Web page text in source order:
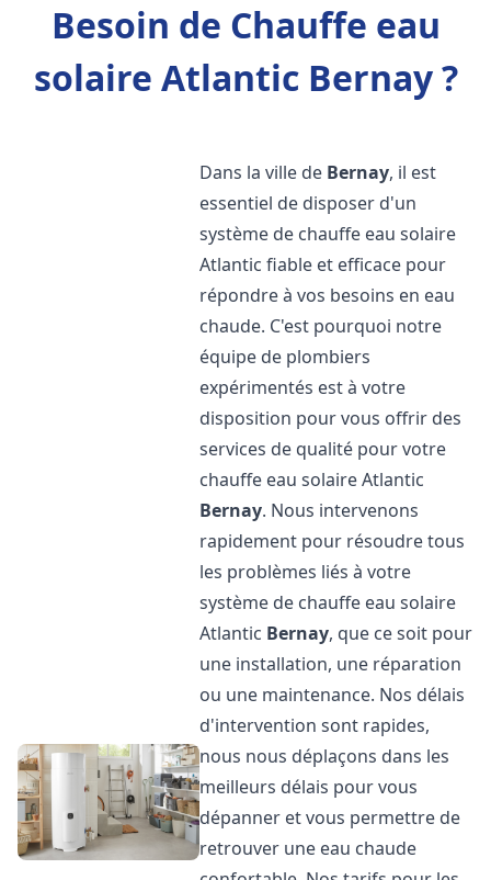
Besoin de Chauffe eau
solaire Atlantic Bernay ?
Dans la ville de Bernay, il est
essentiel de disposer d'un
système de chauffe eau solaire
Atlantic fiable et efficace pour
répondre à vos besoins en eau
chaude. C'est pourquoi notre
équipe de plombiers
expérimentés est à votre
disposition pour vous offrir des
services de qualité pour votre
chauffe eau solaire Atlantic
Bernay. Nous intervenons
rapidement pour résoudre tous
les problèmes liés à votre
système de chauffe eau solaire
Atlantic Bernay, que ce soit pour
une installation, une réparation
ou une maintenance. Nos délais
d'intervention sont rapides,
nous nous déplaçons dans les
meilleurs délais pour vous
dépanner et vous permettre de
retrouver une eau chaude